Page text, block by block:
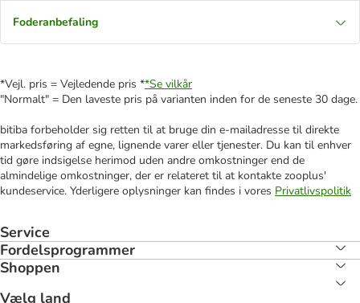
Foderanbefaling
*Vejl. pris = Vejledende pris **Se vilkår
"Normalt" = Den laveste pris på varianten inden for de seneste 30 dage.
bitiba forbeholder sig retten til at bruge din e-mailadresse til direkte
markedsføring af egne, lignende varer eller tjenester. Du kan til enhver
tid gøre indsigelse herimod uden andre omkostninger end de
almindelige omkostninger, der er relateret til at kontakte zooplus'
kundeservice. Yderligere oplysninger kan findes i vores Privatlivspolitik
Service
Fordelsprogrammer
Shoppen
Vælg land